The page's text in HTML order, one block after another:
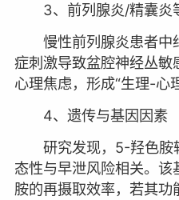
3、前列腺炎/精囊炎
慢性前列腺炎患者中
症刺激导致盆腔神经丛敏
心理焦虑，形成“生理-心
4、遗传与基因因素
研究发现，5-羟色胺
态性与早泄风险相关。
胺的再摄取效率，若其